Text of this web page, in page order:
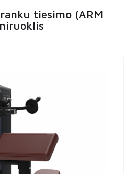
tiesimo (ARM